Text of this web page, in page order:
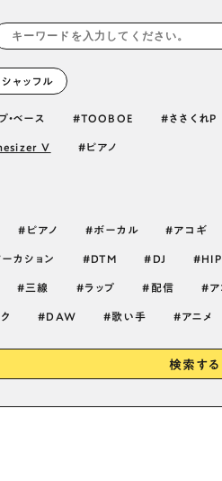
シャッフル
・ベース TOOBOE ささくれP
V ピアノ
ピアノ ボーカル アコギ
カション DTM DJ
三線 ラップ 配信 ア
DAW 歌い手 アニメ
検索する